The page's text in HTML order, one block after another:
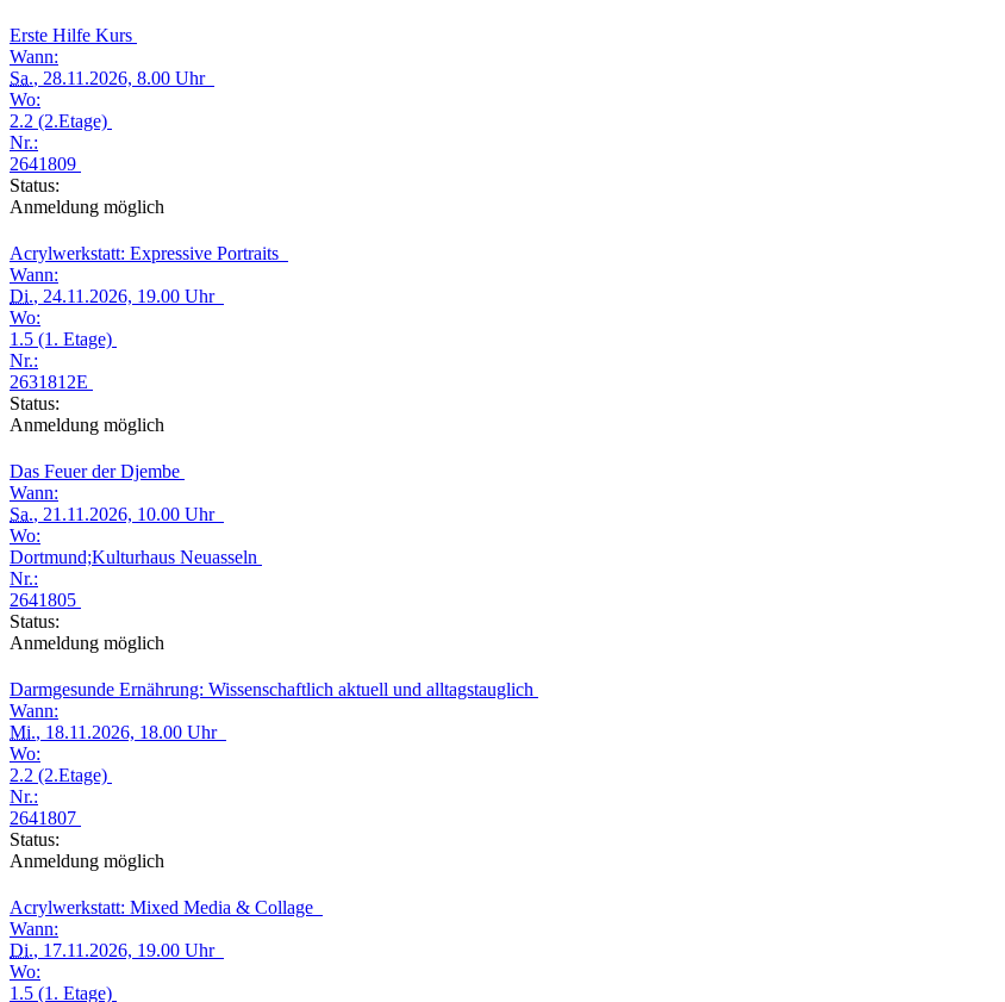
Erste Hilfe Kurs
Wann:
Sa., 28.11.2026, 8.00 Uhr
Wo:
2.2 (2.Etage)
Nr.:
2641809
Status:
Anmeldung möglich
Acrylwerkstatt: Expressive Portraits
Wann:
Di., 24.11.2026, 19.00 Uhr
Wo:
1.5 (1. Etage)
Nr.:
2631812E
Status:
Anmeldung möglich
Das Feuer der Djembe
Wann:
Sa., 21.11.2026, 10.00 Uhr
Wo:
Dortmund;Kulturhaus Neuasseln
Nr.:
2641805
Status:
Anmeldung möglich
Darmgesunde Ernährung: Wissenschaftlich aktuell und alltagstauglich
Wann:
Mi., 18.11.2026, 18.00 Uhr
Wo:
2.2 (2.Etage)
Nr.:
2641807
Status:
Anmeldung möglich
Acrylwerkstatt: Mixed Media & Collage
Wann:
Di., 17.11.2026, 19.00 Uhr
Wo:
1.5 (1. Etage)